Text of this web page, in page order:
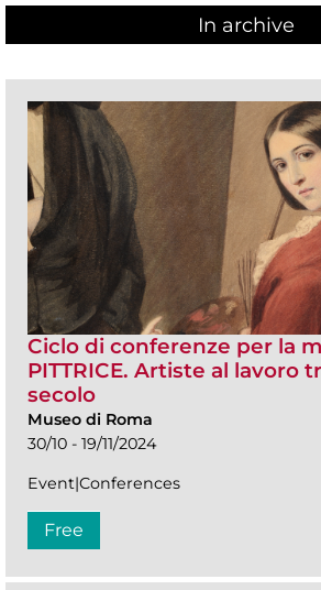
In archive
Ciclo di conferenze per la
PITTRICE. Artiste al lavoro
secolo
Museo di Roma
30/10 - 19/11/2024
Event|Conferences
Free